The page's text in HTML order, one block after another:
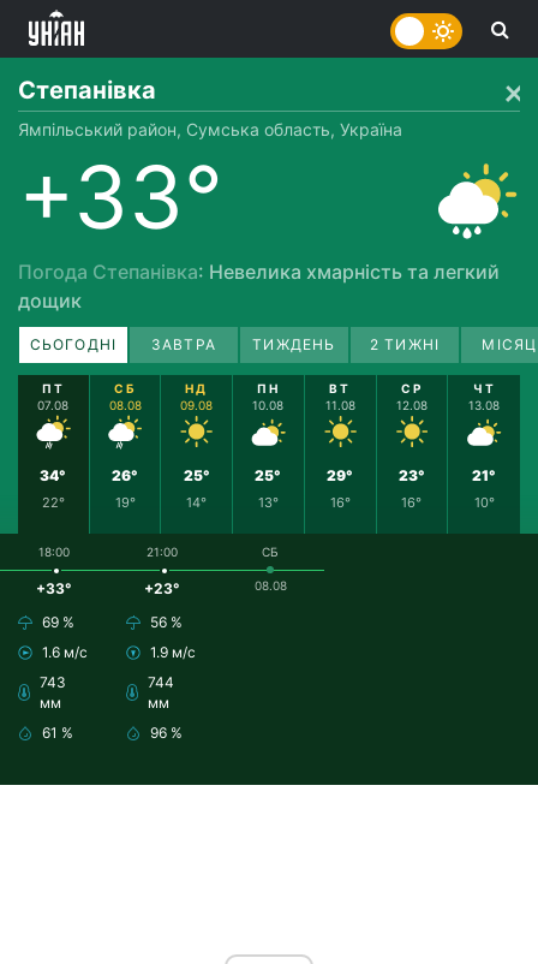
Степанівка
Ямпільський район, Сумська область, Україна
+33°
Погода Степанівка: Невелика хмарність та легкий
дощик
СЬОГОДНІ ЗАВТРА ТИЖДЕНЬ 2 ТИЖНІ
ПТ
07.08
34°
22°
СБ
08.08
26°
19°
НД
09.08
25°
14°
ПН
10.08
25°
13°
ВТ
11.08
29°
16°
СР
12.08
23°
16°
ЧТ
13.08
21°
10°
18:00
+33°
69 %
1.6 м/с
743
мм
61 %
21:00
+23°
56 %
1.9 м/с
744
мм
96 %
СБ
08.08